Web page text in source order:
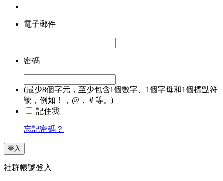
電子郵件
密碼
(最少8個字元，至少包含1個數字、1個字母和1個標點符
號，例如！，@，＃等。)
記住我
忘記密碼？
登入
社群帳號登入